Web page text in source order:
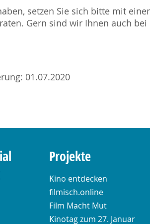
setzen Sie sich bitte mit
Gern sind wir Ihnen auch bei
01.07.2020
Projekte
Kino entdecken
filmisch.online
Film Macht Mut
Kinotag zum 27. Januar